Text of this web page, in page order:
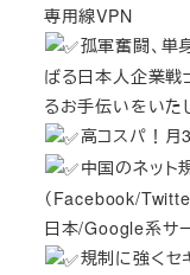
専用線VPN
孤軍奮闘、単
ばる日本人企業
るお手伝いをいた
高コスパ！
中国のネット
（Facebook/
日本/Google系サ
規制に強くセ